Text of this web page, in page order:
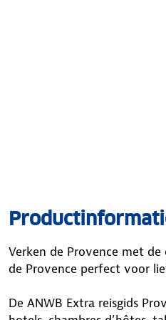
Verken de Provence met de
de Provence perfect voor
De ANWB Extra reisgids